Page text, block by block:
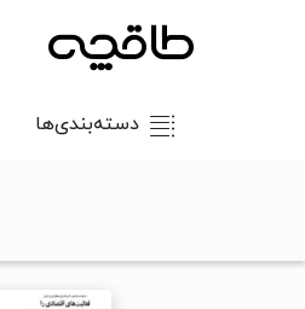
دسته‌بندی‌ها